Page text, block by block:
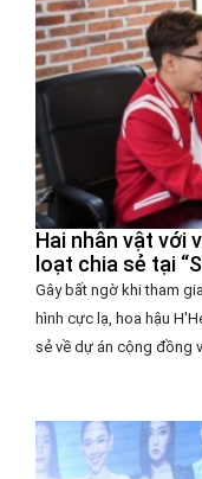
Hai nhân vật với
loạt chia sẻ tại
Gây bất ngờ khi tham
hình cực lạ, hoa hậu
sẻ về dự án cộng đồng